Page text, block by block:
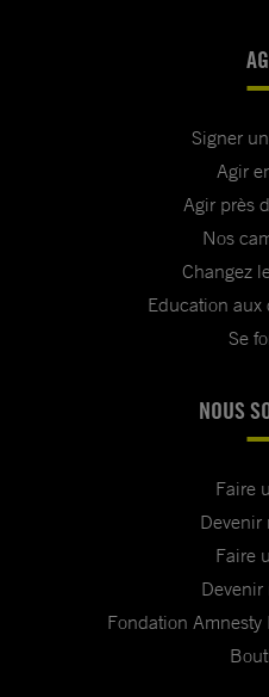
Signer
Agir
Agir près
Nos
Changez
Education
Se
NOUS
Faire
Devenir
Faire
Devenir
Fondation